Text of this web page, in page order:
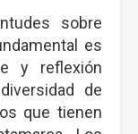
sobre
es
y reflexión
de
que tienen